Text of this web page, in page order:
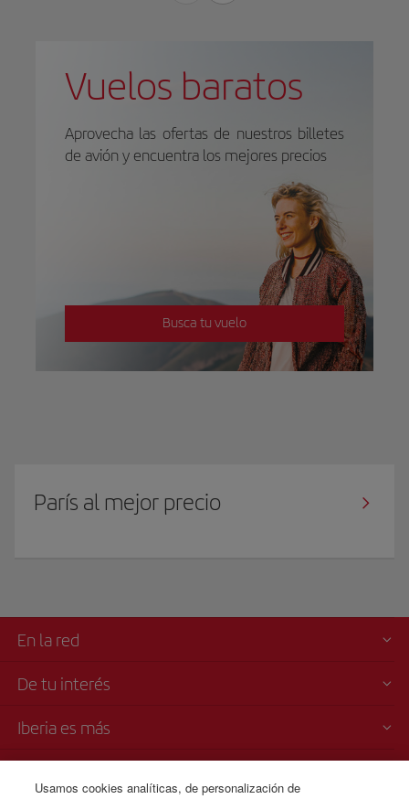
Vuelos baratos
Aprovecha las ofertas de nuestros billetes
de avión y encuentra los mejores precios
Busca tu vuelo
París al mejor precio
En la red
De tu interés
Iberia es más
Usamos cookies analíticas, de personalización de